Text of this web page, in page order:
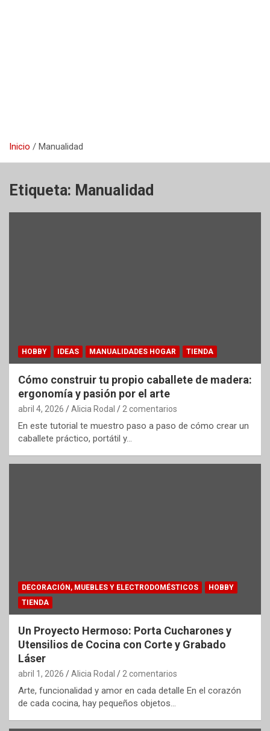
Inicio Manualidad
Etiqueta: Manualidad
HOBBY IDEAS MANUALIDADES HOGAR TIENDA
Cómo construir tu propio caballete de madera:
ergonomía y pasión por el arte
abril 4, 2026 Alicia Rodal 2 comentarios
En este tutorial te muestro paso a paso de cómo crear un
caballete práctico, portátil y…
DECORACIÓN, MUEBLES Y ELECTRODOMÉSTICOS
HOBBY
TIENDA
Un Proyecto Hermoso: Porta Cucharones y
Utensilios de Cocina con Corte y Grabado
Láser
abril 1, 2026 Alicia Rodal 2 comentarios
Arte, funcionalidad y amor en cada detalle En el corazón
de cada cocina, hay pequeños objetos…